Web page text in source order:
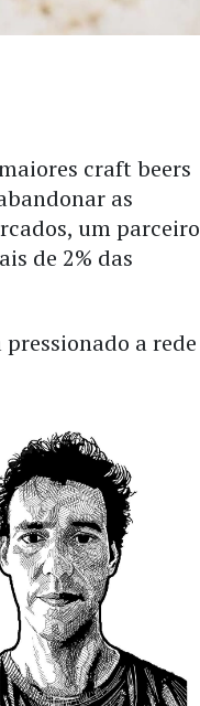
craft beers
as
um parceiro
de 2% das
a rede